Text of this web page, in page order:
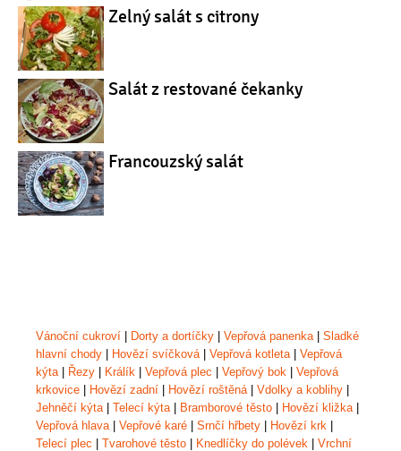
Zelný salát s citrony
Salát z restované čekanky
Francouzský salát
Vánoční cukroví | Dorty a dortíčky | Vepřová panenka | Sladké
hlavní chody | Hovězí svíčková | Vepřová kotleta | Vepřová
kýta | Řezy | Králík | Vepřová plec | Vepřový bok | Vepřová
krkovice | Hovězí zadní | Hovězí roštěná | Vdolky a koblihy |
Jehněčí kýta | Telecí kýta | Bramborové těsto | Hovězí kližka |
Vepřová hlava | Vepřové karé | Srnčí hřbety | Hovězí krk |
Telecí plec | Tvarohové těsto | Knedlíčky do polévek | Vrchní